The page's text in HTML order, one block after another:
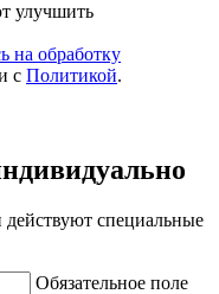
улучшить
на обработку
с Политикой.
специальные
Обязательное поле